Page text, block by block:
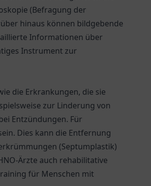
(Befragung der
hinaus können bildgebende
Informationen über
Instrument zur
die Erkrankungen, die sie
zur Linderung von
Entzündungen. Für
Dies kann die Entfernung
(Septumplastik)
Ärzte auch rehabilitative
für Menschen mit